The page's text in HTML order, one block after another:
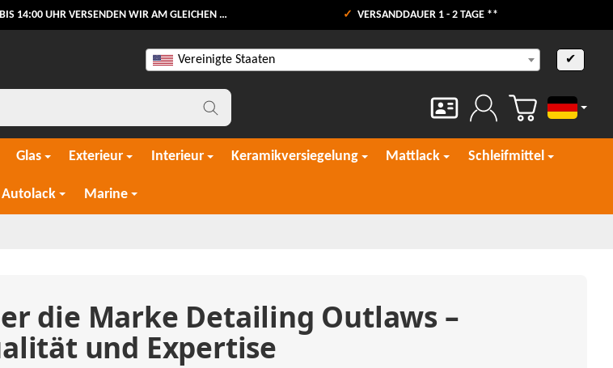
14:00 UHR VERSENDEN WIR AM GLEICHEN WERKTAG VERSANDDAUER 1 - 2 TAGE **
Vereinigte Staaten ✔
Deutsch
Glas Exterieur Interieur Keramikversiegelung Mattlack Schleifmittel
Autolack Marine
die Marke Detailing Outlaws –
und Expertise